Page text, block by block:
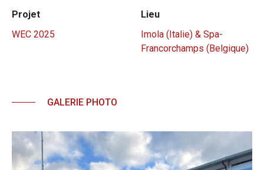
Projet
WEC 2025
Lieu
Imola (Italie) & Spa-
Francorchamps (Belgique)
GALERIE PHOTO